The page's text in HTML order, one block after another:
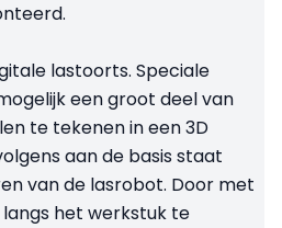
lastoorts. Speciale
een groot deel van
te tekenen in een 3D
aan de basis staat
van de lasrobot. Door met
het werkstuk te